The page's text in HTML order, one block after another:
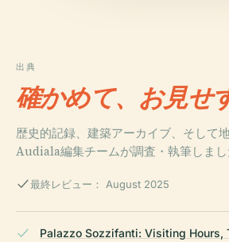
出典
確かめて、お見せ
歴史的記録、建築アーカイブ、そして
Audiala編集チームが調査・執筆しまし
最終レビュー： August 2025
Palazzo Sozzifanti: Visiting Hours,